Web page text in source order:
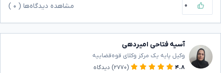
۰ مشاهده دیدگاه‌ها ( ۰
آسیه فتاحی امیردهی
وکیل پایه یک مرکز وکلای قوه‌قضاییه
۴.۸
(۲۷۷۰) دیدگاه